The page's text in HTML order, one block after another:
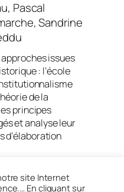
, Pascal
,Sandrine
issues
: l’école
de la
principes
et analyse leur
d’élaboration
site Internet
En cliquant sur